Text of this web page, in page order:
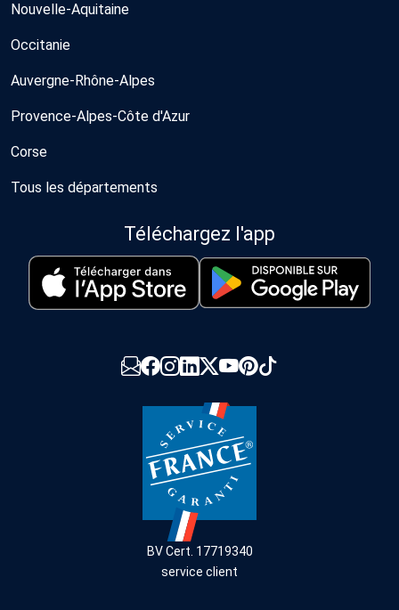
Nouvelle-Aquitaine
Occitanie
Auvergne-Rhône-Alpes
Provence-Alpes-Côte d'Azur
Corse
Tous les départements
Téléchargez l'app
BV Cert. 17719340
service client